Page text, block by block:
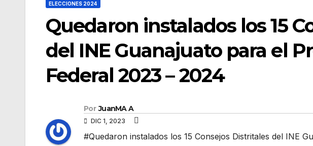
ELECCIONES 2024
Quedaron instalados los 15
del INE Guanajuato para el
Federal 2023 – 2024
Por JuanMA A
DIC 1, 2023
#Quedaron instalados los 15 Consejos Distritales del INE